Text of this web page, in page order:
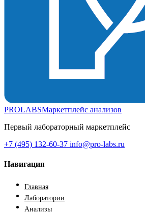
PROLABSМаркетплейс анализов
Первый лабораторный маркетплейс
+7 (495) 132-60-37 info@pro-labs.ru
Навигация
Главная
Лаборатории
Анализы